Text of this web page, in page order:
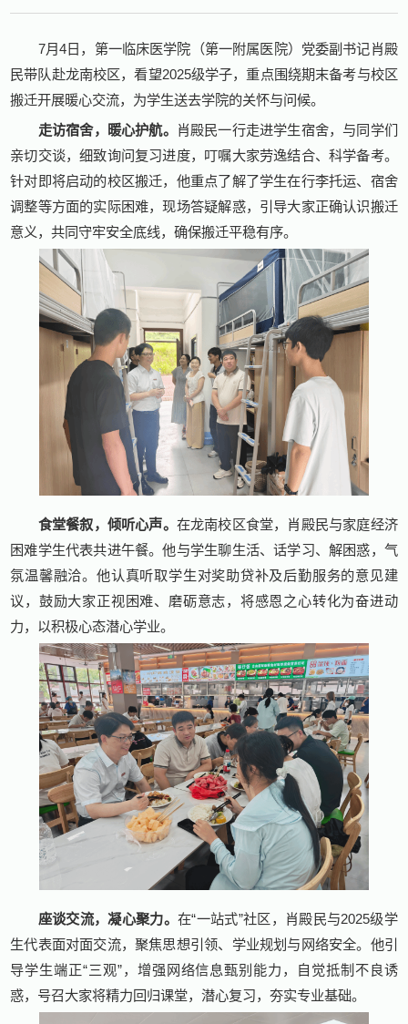
7月4日，第一临床医学院（第一附属医院）党委副书记肖殿
民带队赴龙南校区，看望2025级学子，重点围绕期末备考与校区
搬迁开展暖心交流，为学生送去学院的关怀与问候。
走访宿舍，暖心护航。
肖殿民一行走进学生宿舍，与同学们
亲切交谈，细致询问复习进度，叮嘱大家劳逸结合、科学备考。
针对即将启动的校区搬迁，他重点了解了学生在行李托运、宿舍
调整等方面的实际困难，现场答疑解惑，引导大家正确认识搬迁
意义，共同守牢安全底线，确保搬迁平稳有序。
食堂餐叙，倾听心声。 在龙南校区食堂，肖殿民与家庭经济
困难学生代表共进午餐。他与学生聊生活、话学习、解困惑，气
氛温馨融洽。他认真听取学生对奖助贷补及后勤服务的意见建
议，鼓励大家正视困难、磨砺意志，将感恩之心转化为奋进动
力，以积极心态潜心学业。
座谈交流，凝心聚力。 在“一站式”社区，肖殿民与2025级学
生代表面对面交流，聚焦思想引领、学业规划与网络安全。他引
导学生端正“三观”，增强网络信息甄别能力，自觉抵制不良诱
惑，号召大家将精力回归课堂，潜心复习，夯实专业基础。